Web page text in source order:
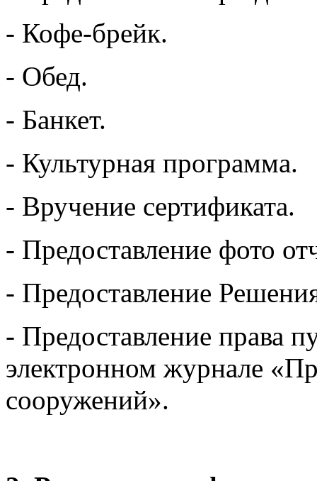
- Кофе-брейк.
- Обед.
- Банкет.
- Культурная программа.
- Вручение сертификата.
- Предоставление фото
- Предоставление
- Предоставление права
электронном журнале
сооружений».